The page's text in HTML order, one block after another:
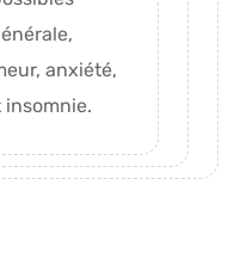
anxiété,